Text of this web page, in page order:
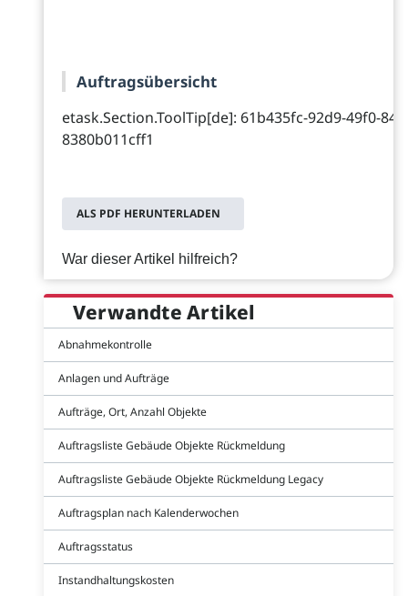
Auftragsübersicht
etask.Section.ToolTip[de]: 61b435fc-92d9-49f0-
8380b011cff1
ALS PDF HERUNTERLADEN
War dieser Artikel hilfreich?
Verwandte Artikel
Abnahmekontrolle
Anlagen und Aufträge
Aufträge, Ort, Anzahl Objekte
Auftragsliste Gebäude Objekte Rückmeldung
Auftragsliste Gebäude Objekte Rückmeldung Legacy
Auftragsplan nach Kalenderwochen
Auftragsstatus
Instandhaltungskosten